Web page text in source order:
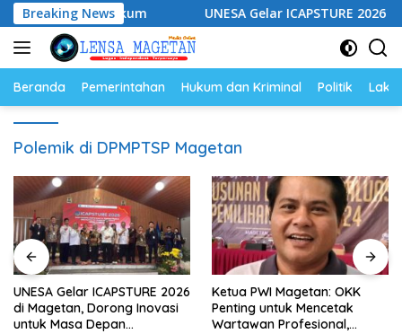
Langsung
ke
konten
Breaking News
Hukum UNESA Gelar ICAPSTURE 2026 di
Beranda Pemerintahan Hukum dan Kriminal Politik
Polemik di DPMPTSP Magetan
UNESA Gelar ICAPSTURE 2026
di Magetan, Dorong Inovasi
untuk Masa Depan
Ketua PWI Magetan: OKK
Penting untuk Mencetak
Wartawan Profesional,